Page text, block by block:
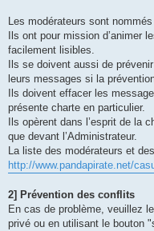
Les modérateurs sont nommés
Ils ont pour mission d’animer
facilement lisibles.
Ils se doivent aussi de
leurs messages si la
Ils doivent effacer les
présente charte en particulier.
Ils opèrent dans l’esprit de la
que devant l’Administrateur.
La liste des modérateurs et
http://www.pandapirate.net/
2] Prévention des conflits
En cas de problème, veuillez
privé ou en utilisant le bouton